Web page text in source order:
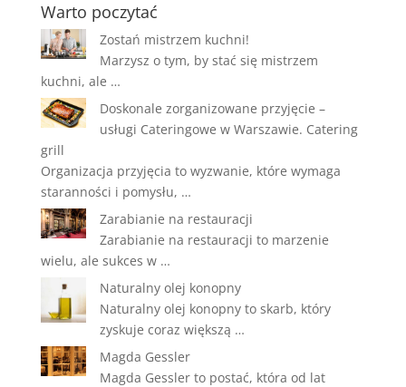
Warto poczytać
Zostań mistrzem kuchni!
Marzysz o tym, by stać się mistrzem
kuchni, ale …
Doskonale zorganizowane przyjęcie –
usługi Cateringowe w Warszawie. Catering
grill
Organizacja przyjęcia to wyzwanie, które wymaga
staranności i pomysłu, …
Zarabianie na restauracji
Zarabianie na restauracji to marzenie
wielu, ale sukces w …
Naturalny olej konopny
Naturalny olej konopny to skarb, który
zyskuje coraz większą …
Magda Gessler
Magda Gessler to postać, która od lat